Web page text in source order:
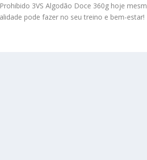
3VS Algodão Doce 360g hoje
pode fazer no seu treino e bem-estar!